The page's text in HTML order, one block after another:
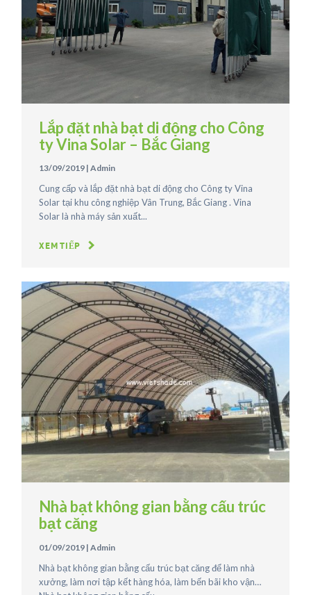
Lắp đặt nhà bạt di động cho Công
ty Vina Solar – Bắc Giang
13/09/2019 | Admin
Cung cấp và lắp đặt nhà bạt di động cho Công ty Vina
Solar tại khu công nghiệp Vân Trung, Bắc Giang . Vina
Solar là nhà máy sản xuất...
XEM TIẾP
Nhà bạt không gian bằng cấu trúc
bạt căng
01/09/2019 | Admin
Nhà bạt không gian bằng cấu trúc bạt căng để làm nhà
xưởng, làm nơi tập kết hàng hóa, làm bến bãi kho vận…